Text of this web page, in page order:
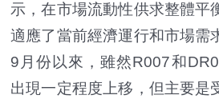
示，在市場流動性供求整體平
適應了當前經濟運行和市場需
9月份以來，雖然R007和
出現一定程度上移，但主要是